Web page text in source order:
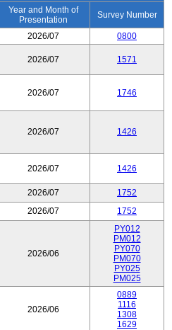
Year and Month of
Presentation
Survey Number
2026/07 0800
2026/07 1571
2026/07 1746
2026/07 1426
2026/07 1426
2026/07
1752
2026/07 1752
2026/06
PY012
PM012
PY070
PM070
PY025
PM025
2026/06
0889
1116
1308
1629